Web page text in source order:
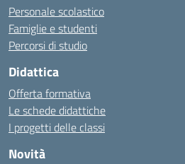
Personale scolastico
Famiglie e studenti
Percorsi di studio
Didattica
Offerta formativa
Le schede didattiche
I progetti delle classi
Novità